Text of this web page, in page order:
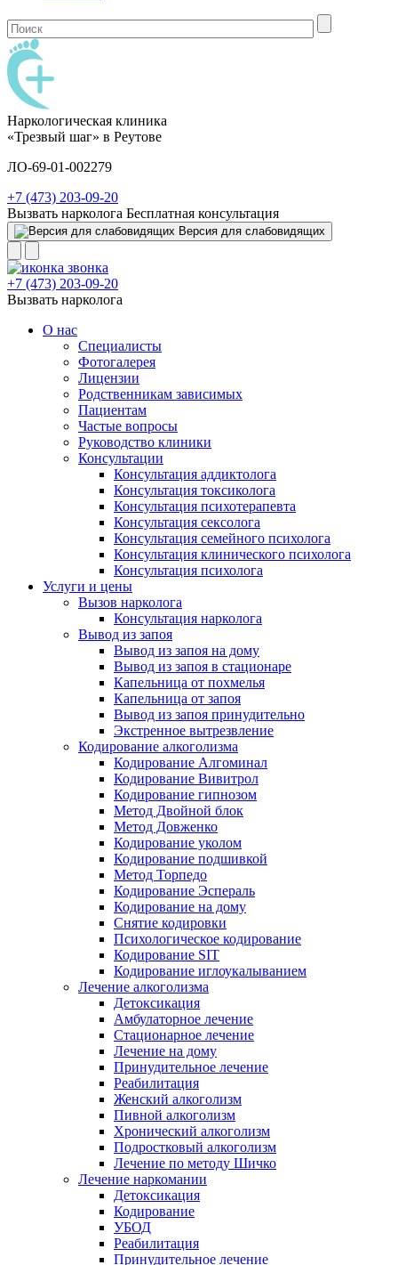
Наркологическая клиника
«Трезвый шаг» в Реутове
ЛО-69-01-002279
+7 (473) 203-09-20
Вызвать нарколога Бесплатная консультация
Версия для слабовидящих
+7 (473) 203-09-20
Вызвать нарколога
О нас
Специалисты
Фотогалерея
Лицензии
Родственникам зависимых
Пациентам
Частые вопросы
Руководство клиники
Консультации
Консультация аддиктолога
Консультация токсиколога
Консультация психотерапевта
Консультация сексолога
Консультация семейного психолога
Консультация клинического психолога
Консультация психолога
Услуги и цены
Вызов нарколога
Консультация нарколога
Вывод из запоя
Вывод из запоя на дому
Вывод из запоя в стационаре
Капельница от похмелья
Капельница от запоя
Вывод из запоя принудительно
Экстренное вытрезвление
Кодирование алкоголизма
Кодирование Алгоминал
Кодирование Вивитрол
Кодирование гипнозом
Метод Двойной блок
Метод Довженко
Кодирование уколом
Кодирование подшивкой
Метод Торпедо
Кодирование Эспераль
Кодирование на дому
Снятие кодировки
Психологическое кодирование
Кодирование SIT
Кодирование иглоукалыванием
Лечение алкоголизма
Детоксикация
Амбулаторное лечение
Стационарное лечение
Лечение на дому
Принудительное лечение
Реабилитация
Женский алкоголизм
Пивной алкоголизм
Хронический алкоголизм
Подростковый алкоголизм
Лечение по методу Шичко
Лечение наркомании
Детоксикация
Кодирование
УБОД
Реабилитация
Принудительное лечение